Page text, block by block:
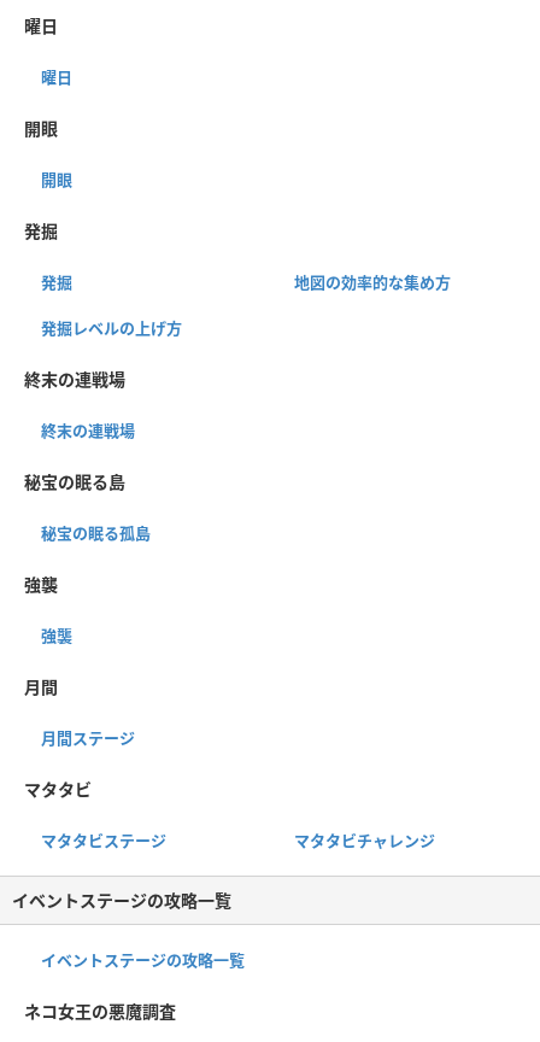
曜日
曜日
開眼
開眼
発掘
発掘 地図の効率的な集め方
発掘レベルの上げ方
終末の連戦場
終末の連戦場
秘宝の眠る島
秘宝の眠る孤島
強襲
強襲
月間
月間ステージ
マタタビ
マタタビステージ マタタビチャレンジ
イベントステージの攻略一覧
イベントステージの攻略一覧
ネコ女王の悪魔調査